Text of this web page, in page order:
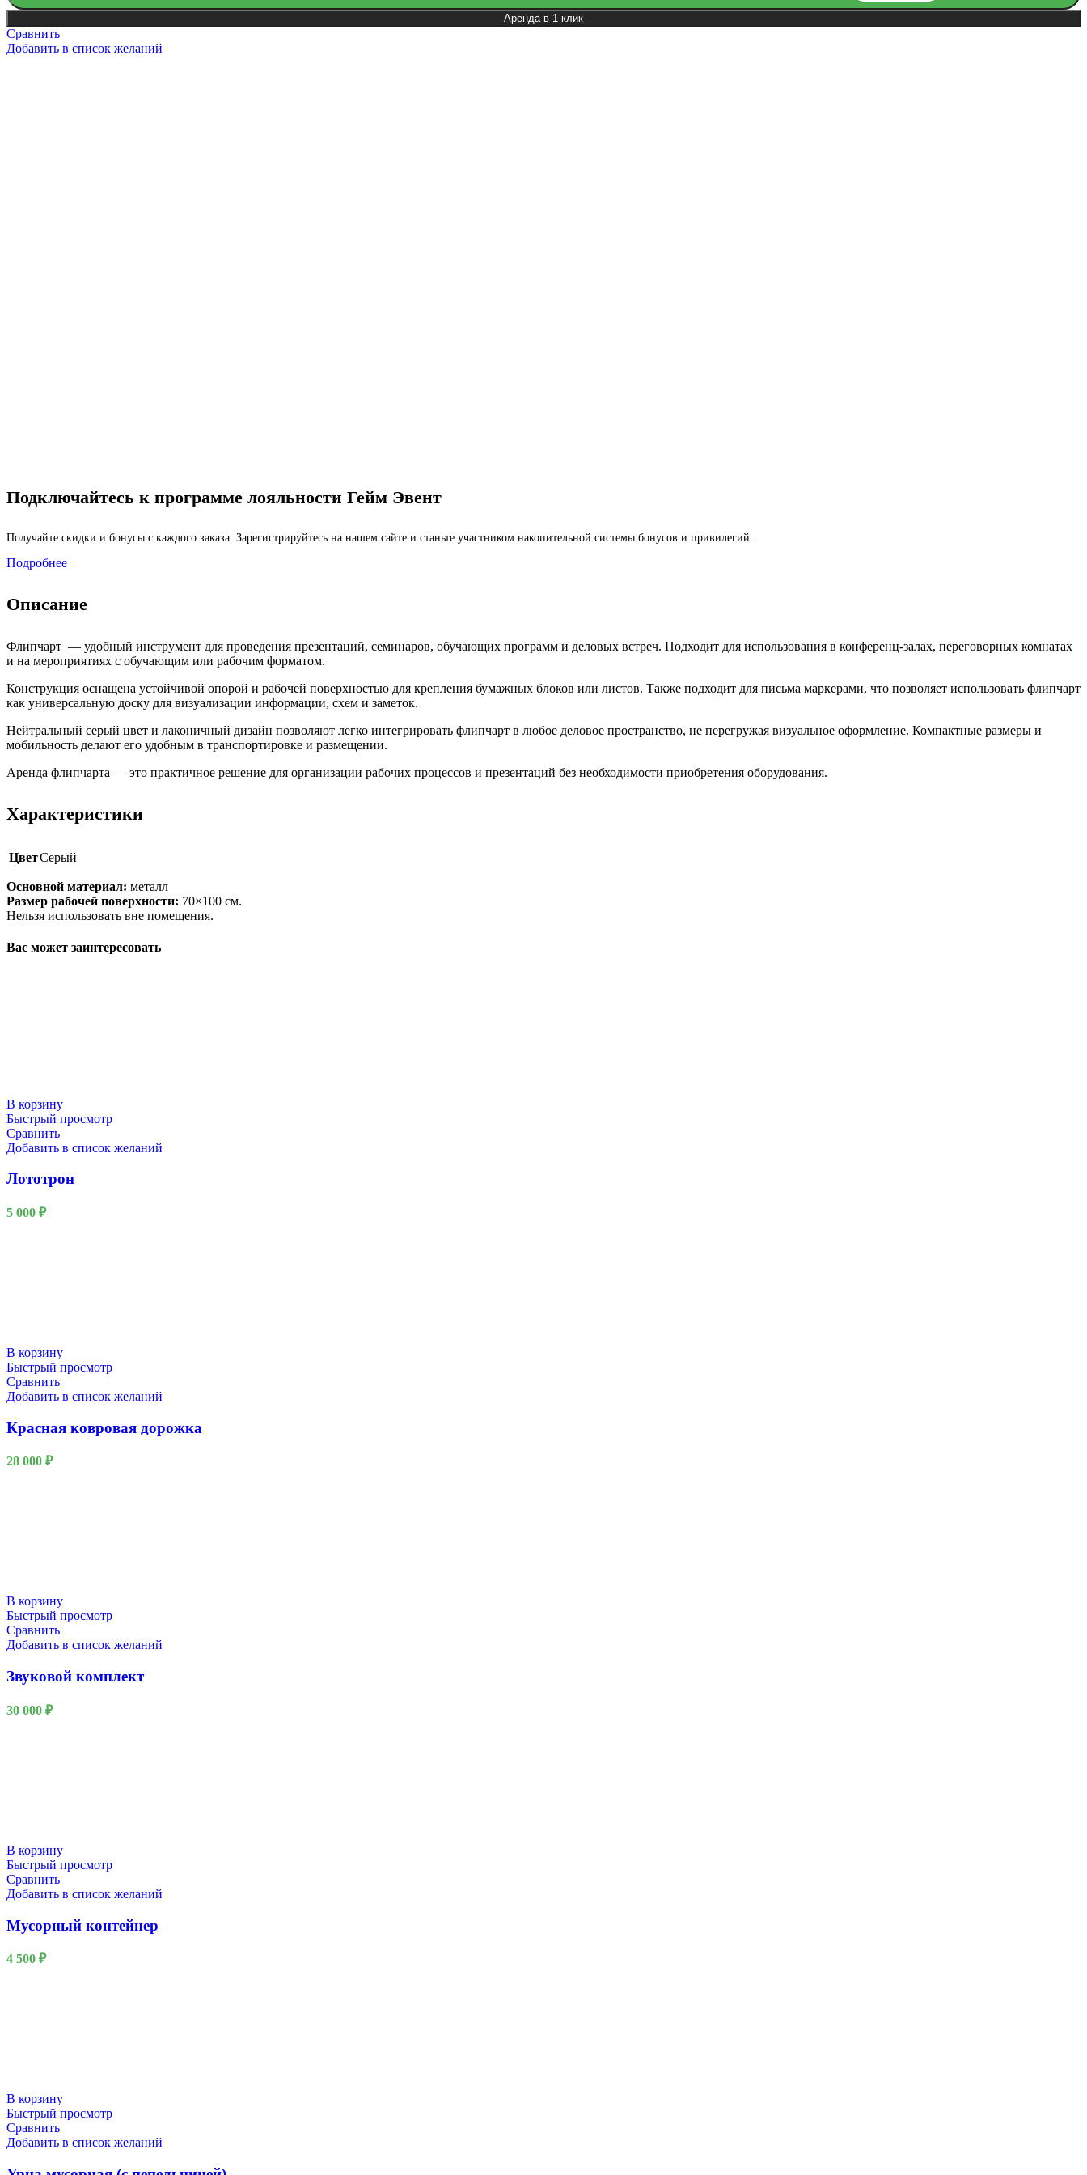
9 Мая
Аренда в 1 клик
Сравнить
Добавить в список желаний
Подключайтесь к программе лояльности Гейм Эвент
Получайте скидки и бонусы с каждого заказа. Зарегистрируйтесь на нашем сайте и станьте участником накопительной системы бонусов и привилегий.
Подробнее
Описание
Флипчарт — удобный инструмент для проведения презентаций, семинаров, обучающих программ и деловых встреч. Подходит для использования в конференц-залах, переговорных комнатах
и на мероприятиях с обучающим или рабочим форматом.
Конструкция оснащена устойчивой опорой и рабочей поверхностью для крепления бумажных блоков или листов. Также подходит для письма маркерами, что позволяет использовать флипчарт
как универсальную доску для визуализации информации, схем и заметок.
Нейтральный серый цвет и лаконичный дизайн позволяют легко интегрировать флипчарт в любое деловое пространство, не перегружая визуальное оформление. Компактные размеры и
мобильность делают его удобным в транспортировке и размещении.
Аренда флипчарта — это практичное решение для организации рабочих процессов и презентаций без необходимости приобретения оборудования.
Характеристики
ЦветСерый
Основной материал: металл
Размер рабочей поверхности: 70×100 см.
Нельзя использовать вне помещения.
Вас может заинтересовать
В корзину
Быстрый просмотр
Сравнить
Добавить в список желаний
Лототрон
5 000 ₽
В корзину
Быстрый просмотр
Сравнить
Добавить в список желаний
Красная ковровая дорожка
28 000 ₽
В корзину
Быстрый просмотр
Сравнить
Добавить в список желаний
Звуковой комплект
30 000 ₽
В корзину
Быстрый просмотр
Сравнить
Добавить в список желаний
Мусорный контейнер
4 500 ₽
В корзину
Быстрый просмотр
Сравнить
Добавить в список желаний